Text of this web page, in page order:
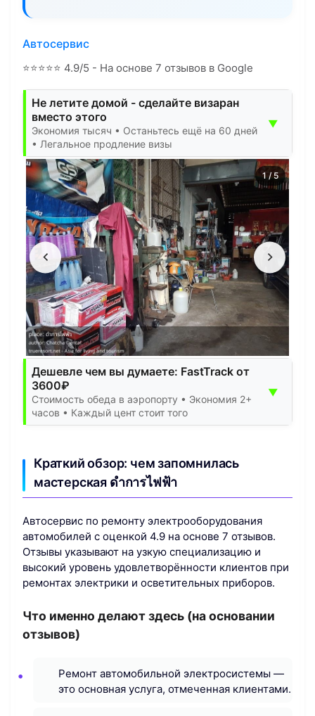
Автосервис
⭐⭐⭐⭐⭐ 4.9/5 - На основе 7 отзывов в Google
Не летите домой - сделайте визаран
вместо этого
Экономия тысяч • Останьтесь ещё на 60 дней
• Легальное продление визы
▼
1 / 5
Дешевле чем вы думаете: FastTrack от
3600₽
Стоимость обеда в аэропорту • Экономия 2+
часов • Каждый цент стоит того
▼
Краткий обзор: чем запомнилась
мастерская ดำการไฟฟ้า
Автосервис по ремонту электрооборудования
автомобилей с оценкой 4.9 на основе 7 отзывов.
Отзывы указывают на узкую специализацию и
высокий уровень удовлетворённости клиентов при
ремонтах электрики и осветительных приборов.
Что именно делают здесь (на основании
отзывов)
Ремонт автомобильной электросистемы —
это основная услуга, отмеченная клиентами.